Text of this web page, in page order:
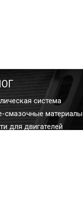
система
смазочные материалы
для двигателей